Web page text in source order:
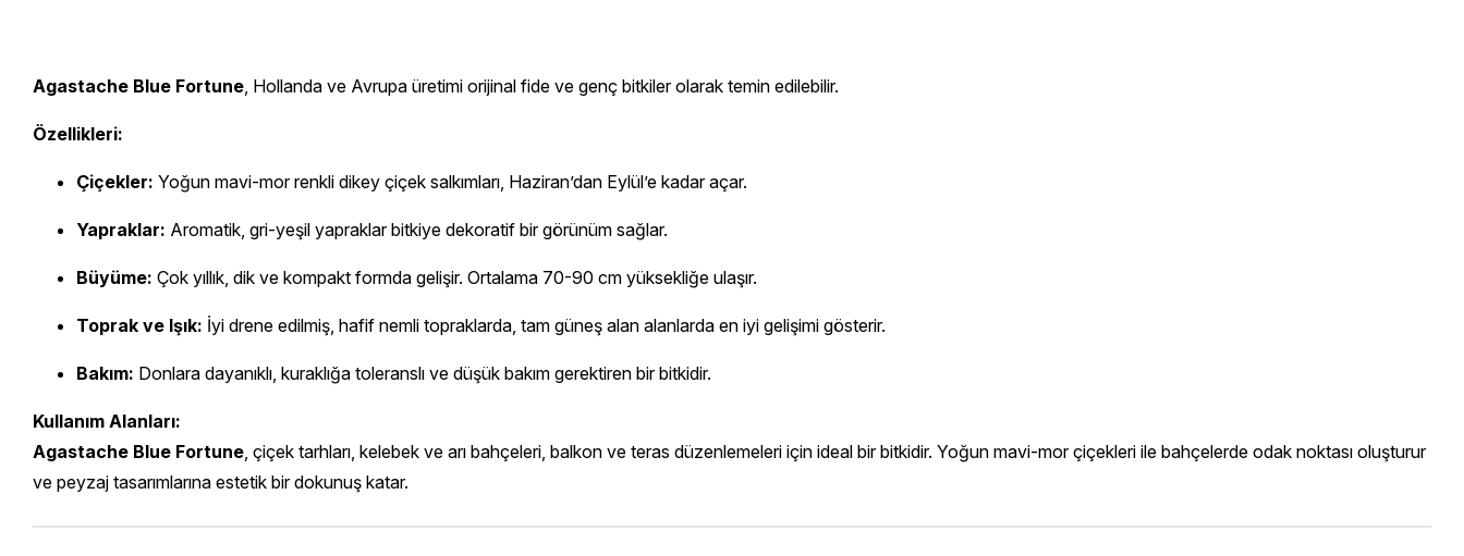
Agastache Blue Fortune , Hollanda ve Avrupa üretimi orijinal fide ve genç bitkiler olarak temin edilebilir.
Özellikleri:
Çiçekler: Yoğun mavi-mor renkli dikey çiçek salkımları, Haziran’dan Eylül’e kadar açar.
Yapraklar: Aromatik, gri-yeşil yapraklar bitkiye dekoratif bir görünüm sağlar.
Büyüme: Çok yıllık, dik ve kompakt formda gelişir. Ortalama 70-90 cm yüksekliğe ulaşır.
Toprak ve Işık: İyi drene edilmiş, hafif nemli topraklarda, tam güneş alan alanlarda en iyi gelişimi gösterir.
Bakım: Donlara dayanıklı, kuraklığa toleranslı ve düşük bakım gerektiren bir bitkidir.
Kullanım Alanları:
Agastache Blue Fortune , çiçek tarhları, kelebek ve arı bahçeleri, balkon ve teras düzenlemeleri için ideal bir bitkidir. Yoğun mavi-mor çiçekleri ile bahçelerde odak noktası oluşturur
ve peyzaj tasarımlarına estetik bir dokunuş katar.